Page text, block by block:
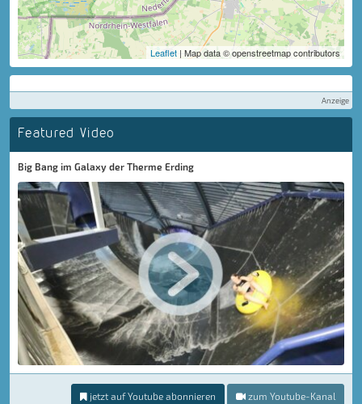
Leaflet | Map data © openstreetmap contributors
Anzeige
Featured Video
Big Bang im Galaxy der Therme Erding
jetzt auf Youtube abonnieren zum Youtube-Kanal